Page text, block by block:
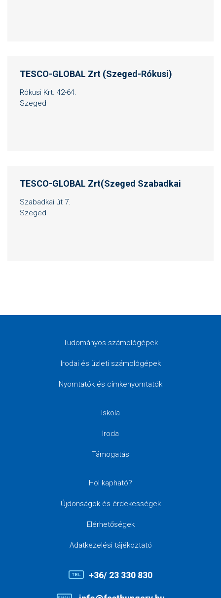
TESCO-GLOBAL Zrt (Szeged-Rókusi)
Rókusi Krt. 42-64.
Szeged
TESCO-GLOBAL Zrt(Szeged Szabadkai
Szabadkai út 7.
Szeged
Tudományos számológépek
Irodai és üzleti számológépek
Nyomtatók és címkenyomtatók
Iskola
Iroda
Támogatás
Hol kapható?
Újdonságok és érdekességek
Elérhetőségek
Adatkezelési tájékoztató
+36/ 23 330 830